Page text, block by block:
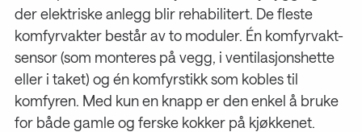
der elektriske anlegg blir rehabilitert. De fleste
komfyrvakter består av to moduler. Én komfyrvakt-
sensor (som monteres på vegg, i ventilasjonshette
eller i taket) og én komfyrstikk som kobles til
komfyren. Med kun en knapp er den enkel å bruke
for både gamle og ferske kokker på kjøkkenet.